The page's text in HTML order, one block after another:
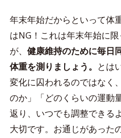
年末年始だからといって体
はNG！これは年末年始に
が、 健康維持のために毎日
体重を測りましょう。 とは
変化に囚われるのではなく
のか」「どのくらいの運動
返り、いつでも調整できる
大切です。お通じがあった